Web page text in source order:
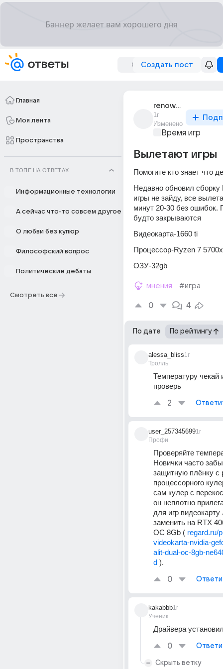
Создать пост
Главная
Моя лента
Пространства
В ТОПЕ НА ОТВЕТАХ
Информационные технологии
А сейчас что-то совсем другое
О любви без купюр
Философский вопрос
Политические дебаты
Смотреть все
renowned_1559
1г
Изменено
Время игр
Вылетают игры
Помогите кто знает что
Недавно обновил
игры не зайду, все
минут 20-30 без ошибок.
будто закрываются
Видеокарта-1660 ti
Процессор-Ryzen 7 5700x
ОЗУ-32gb
мнения #игра
0 4
По дате По рейтингу
alessa_bliss
Тролль
1г
Температуру чекай
проверь
2
user_257345699
Профи
1г
Проверяйте
Новички часто
защитную плёнку с
процессорного
сам кулер с
он неплотно
для игр
заменить на RTX
OC 8Gb ( regard.ru/
videokarta-nvidia-
alit-dual-oc-8gb-
d ).
0
kakabbb
Ученик
1г
Драйвера
0
Скрыть ветку